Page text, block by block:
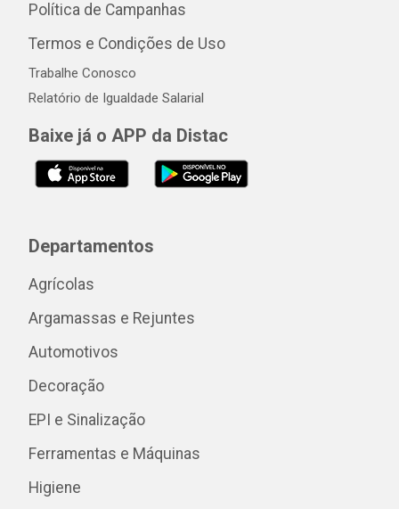
Política de Campanhas
Termos e Condições de Uso
Trabalhe Conosco
Relatório de Igualdade Salarial
Baixe já o APP da Distac
Departamentos
Agrícolas
Argamassas e Rejuntes
Automotivos
Decoração
EPI e Sinalização
Ferramentas e Máquinas
Higiene